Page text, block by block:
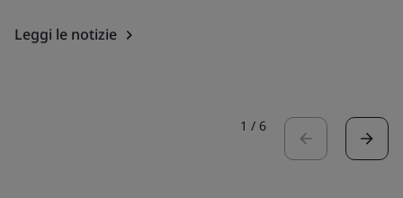
Leggi le notizie
1 / 6